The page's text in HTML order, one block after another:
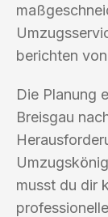
berichten
Die Planung
Breisgau
musst du dir